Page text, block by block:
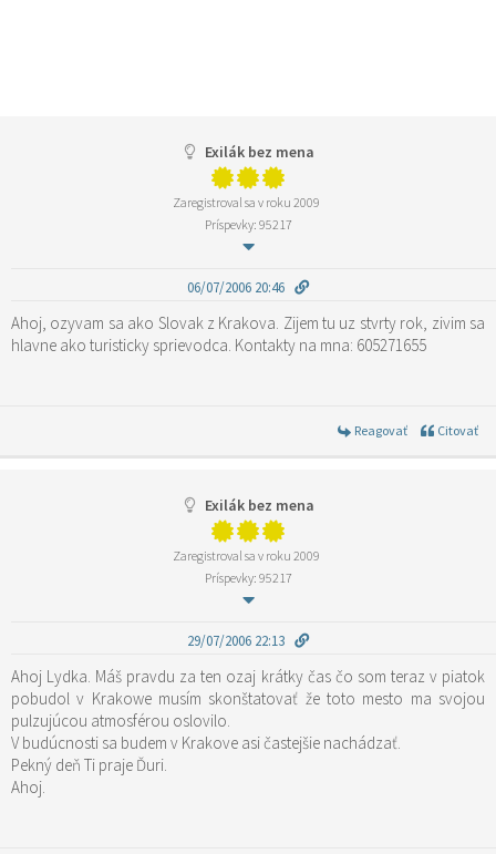
Exilák bez mena
Zaregistroval sa v roku 2009
Príspevky: 95217
06/07/2006 20:46
Ahoj, ozyvam sa ako Slovak z Krakova. Zijem tu uz stvrty rok, zivim sa
hlavne ako turisticky sprievodca. Kontakty na mna: 605271655
Reagovať Citovať
Exilák bez mena
Zaregistroval sa v roku 2009
Príspevky: 95217
29/07/2006 22:13
Ahoj Lydka. Máš pravdu za ten ozaj krátky čas čo som teraz v piatok
pobudol v Krakowe musím skonštatovať že toto mesto ma svojou
pulzujúcou atmosférou oslovilo.
V budúcnosti sa budem v Krakove asi častejšie nachádzať.
Pekný deň Ti praje Ďuri.
Ahoj.